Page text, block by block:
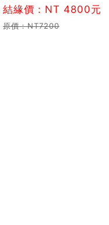
結緣價：NT 4800元
原價：NT7200